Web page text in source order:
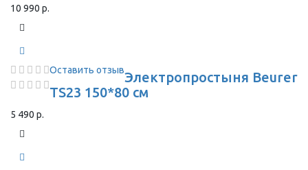
10 990 р.
Оставить отзывЭлектропростыня Beurer
TS23 150*80 см
5 490 р.